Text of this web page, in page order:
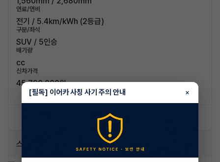
연료/연비
전기 / 5.4km/kWh (2등급)
구분/좌석
SUV / 5인승
배기량
cc
신차가격
45,790,000원
스탠다드 에어
[필독] 이어카 사칭 사기 주의 안내 ×